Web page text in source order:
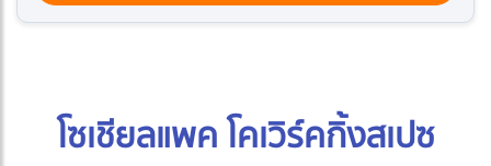
โซเชียลแพค โคเวิร์คกิ้งสเปซ